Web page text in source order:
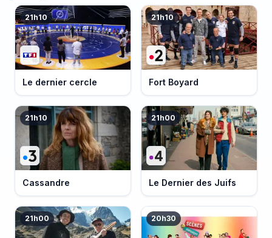
21h10
Le dernier cercle
21h10
Fort Boyard
21h10
Cassandre
21h00
Le Dernier des Juifs
21h00 20h30